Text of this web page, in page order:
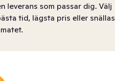
leverans som passar dig. Välj
tid, lägsta pris eller